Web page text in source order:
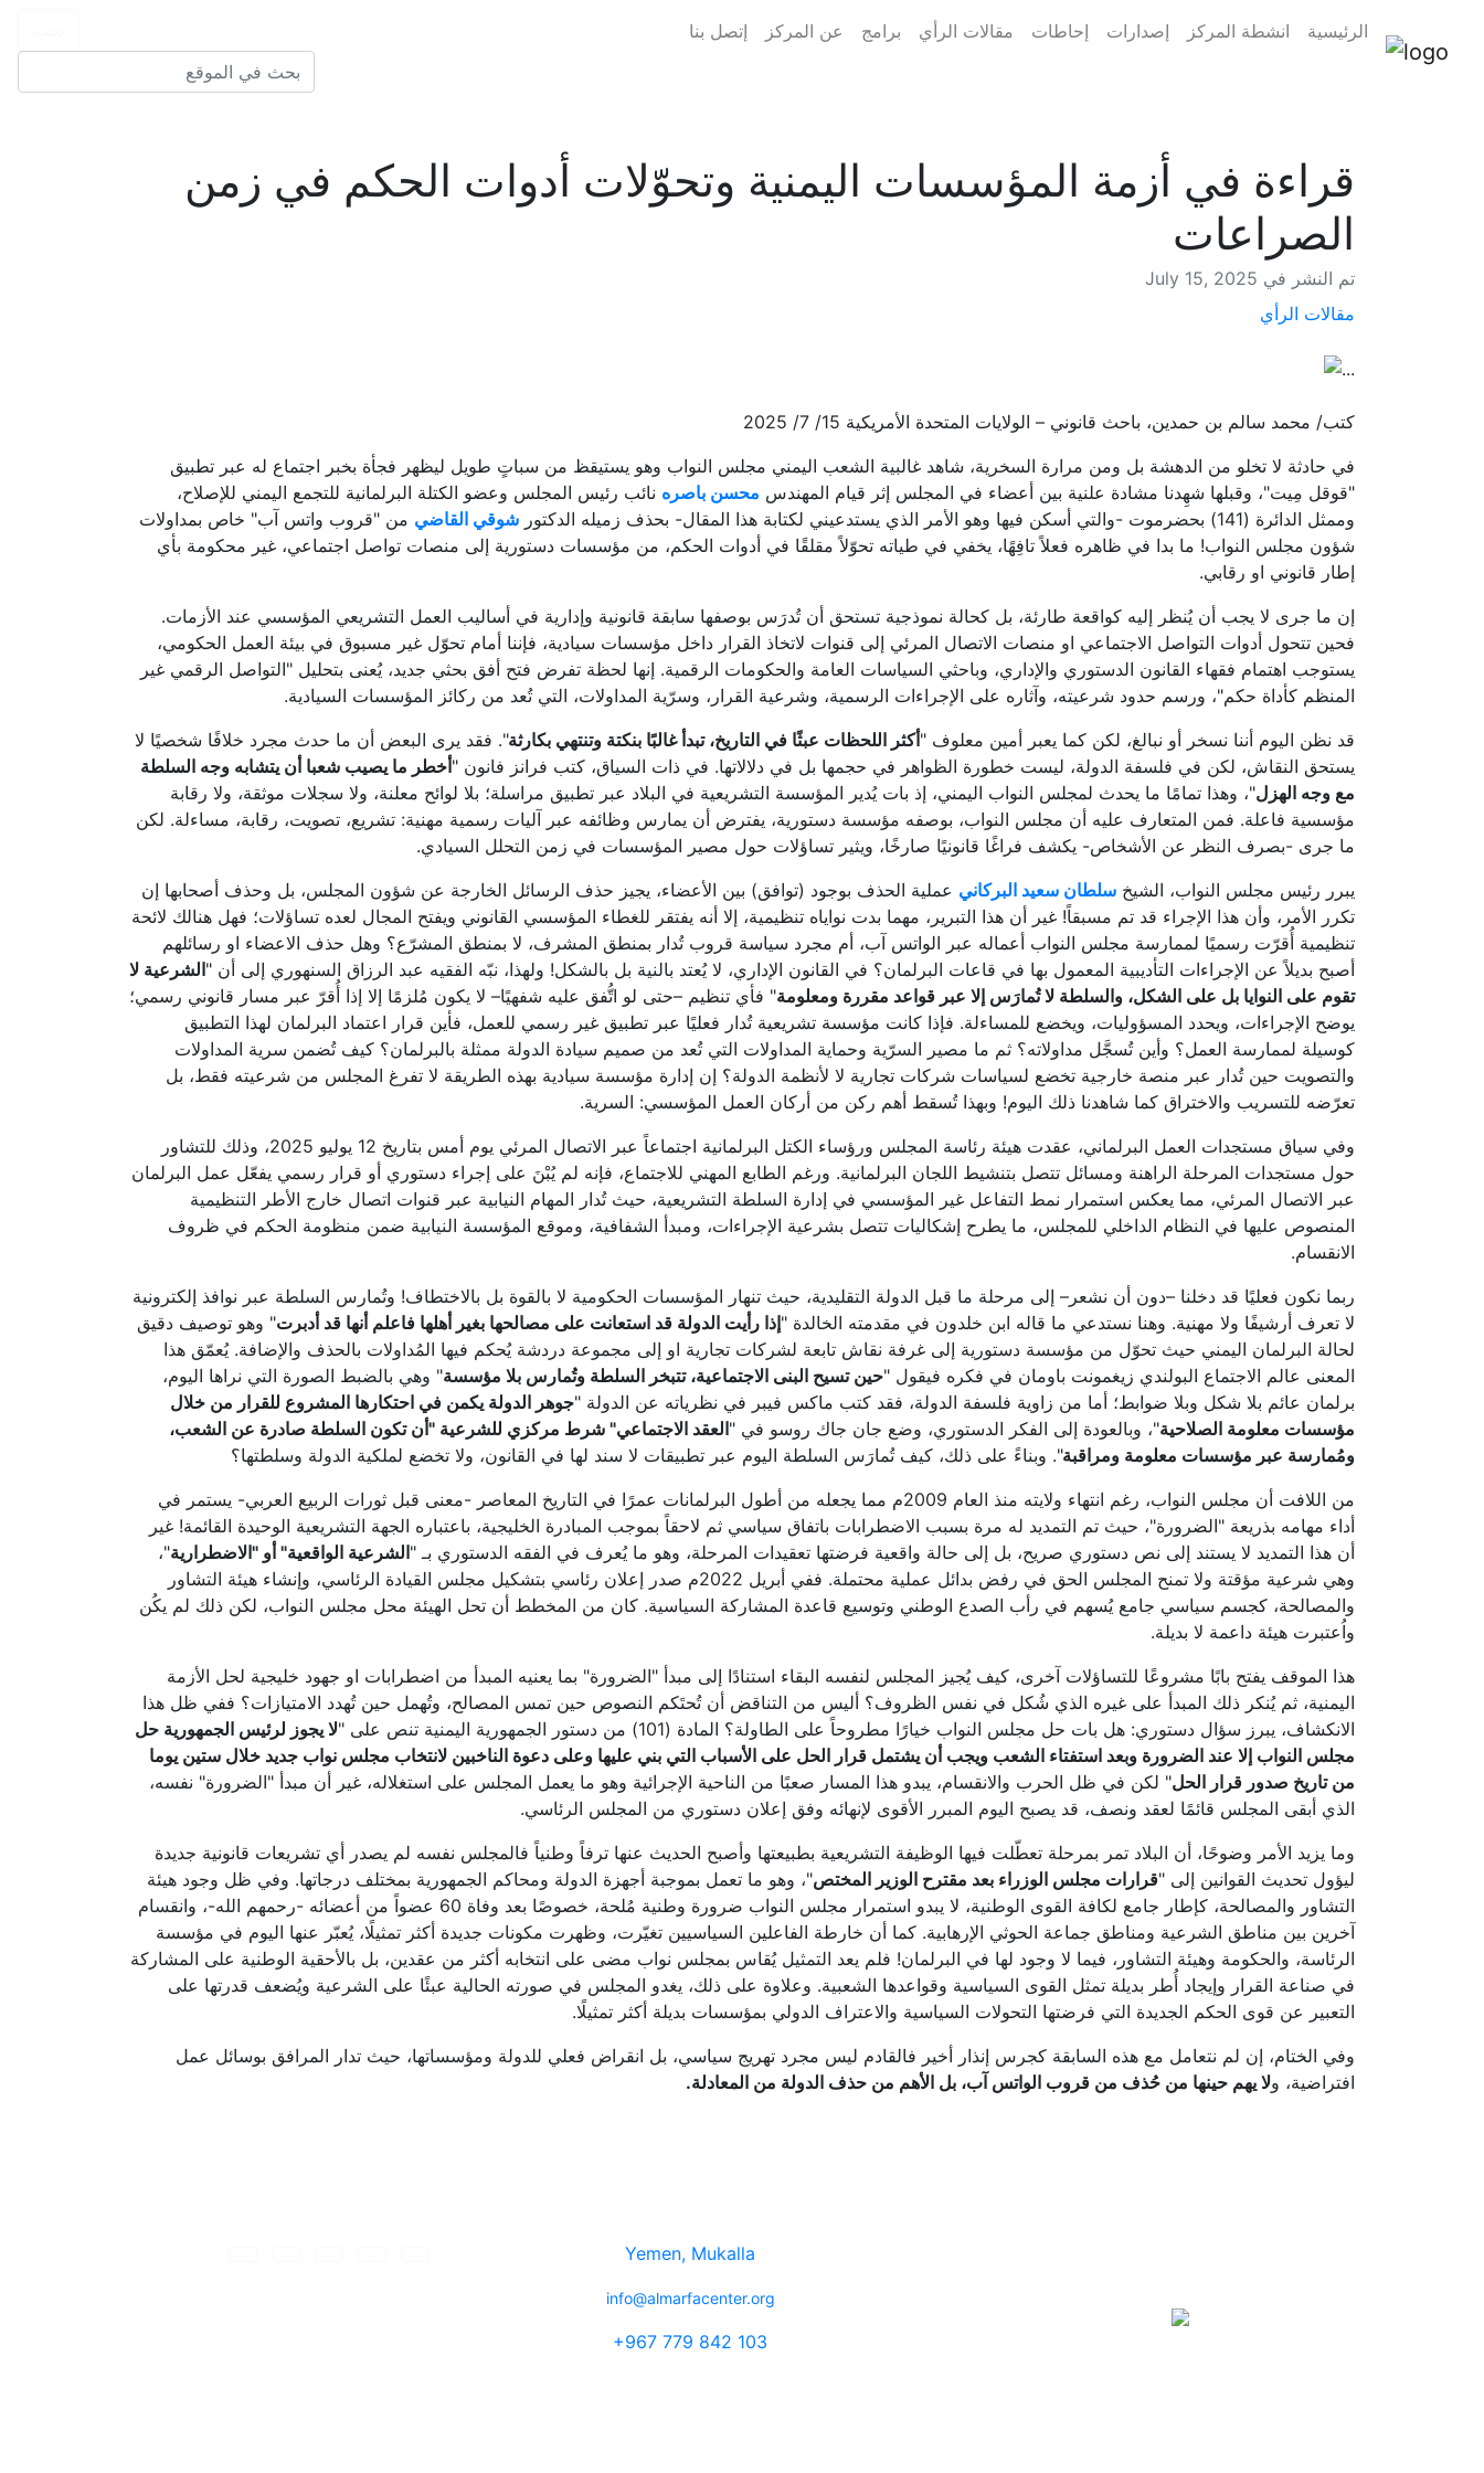
إتصل بنا عن المركز برامج مقالات الرأي إحاطات إصدارات انشطة المركز الرئيسية
قراءة في أزمة المؤسسات اليمنية وتحوّلات أدوات الحكم في زمن
الصراعات
July 15, 2025 تم النشر في
مقالات الرأي
كتب/ محمد سالم بن حمدين، باحث قانوني – الولايات المتحدة الأمريكية 15/ 7/ 2025
في حادثة لا تخلو من الدهشة بل ومن مرارة السخرية، شاهد غالبية الشعب اليمني مجلس النواب وهو يستيقظ من سباتٍ طويل ليظهر فجأة بخبر اجتماع له عبر تطبيق
"قوقل مِيت"، وقبلها شهِدنا مشادة علنية بين أعضاء في المجلس إثر قيام المهندس محسن باصره نائب رئيس المجلس وعضو الكتلة البرلمانية للتجمع اليمني للإصلاح،
وممثل الدائرة (141) بحضرموت -والتي أسكن فيها وهو الأمر الذي يستدعيني لكتابة هذا المقال- بحذف زميله الدكتور
شوقي القاضي من "قروب واتس آب" خاص بمداولات
شؤون مجلس النواب! ما بدا في ظاهره فعلاً تافِهًا، يخفي في طياته تحوّلاً مقلقًا في أدوات الحكم، من مؤسسات دستورية إلى منصات تواصل اجتماعي، غير محكومة بأي
إطار قانوني او رقابي.
إن ما جرى لا يجب أن يُنظر إليه كواقعة طارئة، بل كحالة نموذجية تستحق أن تُدرَس بوصفها سابقة قانونية وإدارية في أساليب العمل التشريعي المؤسسي عند الأزمات.
فحين تتحول أدوات التواصل الاجتماعي او منصات الاتصال المرئي إلى قنوات لاتخاذ القرار داخل مؤسسات سيادية، فإننا أمام تحوّل غير مسبوق في بيئة العمل الحكومي،
يستوجب اهتمام فقهاء القانون الدستوري والإداري، وباحثي السياسات العامة والحكومات الرقمية. إنها لحظة تفرض فتح أفق بحثي جديد، يُعنى بتحليل "التواصل الرقمي غير
المنظم كأداة حكم"، ورسم حدود شرعيته، وآثاره على الإجراءات الرسمية، وشرعية القرار، وسرّية المداولات، التي تُعد من ركائز المؤسسات السيادية.
قد نظن اليوم أننا نسخر أو نبالغ، لكن كما يعبر أمين معلوف "أكثر اللحظات عبثًا في التاريخ، تبدأ غالبًا بنكتة وتنتهي بكارثة". فقد يرى البعض أن ما حدث مجرد خلافًا شخصيًا لا
يستحق النقاش، لكن في فلسفة الدولة، ليست خطورة الظواهر في حجمها بل في دلالاتها. في ذات السياق، كتب فرانز فانون "أخطر ما يصيب شعبا أن يتشابه وجه السلطة
مع وجه الهزل"، وهذا تمامًا ما يحدث لمجلس النواب اليمني، إذ بات يُدير المؤسسة التشريعية في البلاد عبر تطبيق مراسلة؛ بلا لوائح معلنة، ولا سجلات موثقة، ولا رقابة
مؤسسية فاعلة. فمن المتعارف عليه أن مجلس النواب، بوصفه مؤسسة دستورية، يفترض أن يمارس وظائفه عبر آليات رسمية مهنية: تشريع، تصويت، رقابة، مساءلة. لكن
ما جرى -بصرف النظر عن الأشخاص- يكشف فراغًا قانونيًا صارخًا، ويثير تساؤلات حول مصير المؤسسات في زمن التحلل السيادي.
يبرر رئيس مجلس النواب، الشيخ سلطان سعيد البركاني عملية الحذف بوجود (توافق) بين الأعضاء، يجيز حذف الرسائل الخارجة عن شؤون المجلس، بل وحذف أصحابها إن
تكرر الأمر، وأن هذا الإجراء قد تم مسبقاً! غير أن هذا التبرير، مهما بدت نواياه تنظيمية، إلا أنه يفتقر للغطاء المؤسسي القانوني ويفتح المجال لعده تساؤلات؛ فهل هنالك لائحة
تنظيمية أُقرّت رسميًا لممارسة مجلس النواب أعماله عبر الواتس آب، أم مجرد سياسة قروب تُدار بمنطق المشرف، لا بمنطق المشرّع؟ وهل حذف الاعضاء او رسائلهم
أصبح بديلاً عن الإجراءات التأديبية المعمول بها في قاعات البرلمان؟ في القانون الإداري، لا يُعتد بالنية بل بالشكل! ولهذا، نبّه الفقيه عبد الرزاق السنهوري إلى أن "الشرعية لا
تقوم على النوايا بل على الشكل، والسلطة لا تُمارَس إلا عبر قواعد مقررة ومعلومة" فأي تنظيم –حتى لو اتُّفق عليه شفهيًا– لا يكون مُلزمًا إلا إذا أُقرّ عبر مسار قانوني رسمي؛
يوضح الإجراءات، ويحدد المسؤوليات، ويخضع للمساءلة. فإذا كانت مؤسسة تشريعية تُدار فعليًا عبر تطبيق غير رسمي للعمل، فأين قرار اعتماد البرلمان لهذا التطبيق
كوسيلة لممارسة العمل؟ وأين تُسجَّل مداولاته؟ ثم ما مصير السرّية وحماية المداولات التي تُعد من صميم سيادة الدولة ممثلة بالبرلمان؟ كيف تُضمن سرية المداولات
والتصويت حين تُدار عبر منصة خارجية تخضع لسياسات شركات تجارية لا لأنظمة الدولة؟ إن إدارة مؤسسة سيادية بهذه الطريقة لا تفرغ المجلس من شرعيته فقط، بل
تعرّضه للتسريب والاختراق كما شاهدنا ذلك اليوم! وبهذا تُسقط أهم ركن من أركان العمل المؤسسي: السرية.
وفي سياق مستجدات العمل البرلماني، عقدت هيئة رئاسة المجلس ورؤساء الكتل البرلمانية اجتماعاً عبر الاتصال المرئي يوم أمس بتاريخ 12 يوليو 2025، وذلك للتشاور
حول مستجدات المرحلة الراهنة ومسائل تتصل بتنشيط اللجان البرلمانية. ورغم الطابع المهني للاجتماع، فإنه لم يُبْنَ على إجراء دستوري أو قرار رسمي يفعّل عمل البرلمان
عبر الاتصال المرئي، مما يعكس استمرار نمط التفاعل غير المؤسسي في إدارة السلطة التشريعية، حيث تُدار المهام النيابية عبر قنوات اتصال خارج الأطر التنظيمية
المنصوص عليها في النظام الداخلي للمجلس، ما يطرح إشكاليات تتصل بشرعية الإجراءات، ومبدأ الشفافية، وموقع المؤسسة النيابية ضمن منظومة الحكم في ظروف
الانقسام.
ربما نكون فعليًا قد دخلنا –دون أن نشعر– إلى مرحلة ما قبل الدولة التقليدية، حيث تنهار المؤسسات الحكومية لا بالقوة بل بالاختطاف! وتُمارس السلطة عبر نوافذ إلكترونية
لا تعرف أرشيفًا ولا مهنية. وهنا نستدعي ما قاله ابن خلدون في مقدمته الخالدة "إذا رأيت الدولة قد استعانت على مصالحها بغير أهلها فاعلم أنها قد أدبرت" وهو توصيف دقيق
لحالة البرلمان اليمني حيث تحوّل من مؤسسة دستورية إلى غرفة نقاش تابعة لشركات تجارية او إلى مجموعة دردشة يُحكم فيها المُداولات بالحذف والإضافة. يُعمّق هذا
المعنى عالم الاجتماع البولندي زيغمونت باومان في فكره فيقول "حين تسيح البنى الاجتماعية، تتبخر السلطة وتُمارس بلا مؤسسة" وهي بالضبط الصورة التي نراها اليوم،
برلمان عائم بلا شكل وبلا ضوابط؛ أما من زاوية فلسفة الدولة، فقد كتب ماكس فيبر في نظرياته عن الدولة "جوهر الدولة يكمن في احتكارها المشروع للقرار من خلال
مؤسسات معلومة الصلاحية"، وبالعودة إلى الفكر الدستوري، وضع جان جاك روسو في "العقد الاجتماعي" شرط مركزي للشرعية "أن تكون السلطة صادرة عن الشعب،
ومُمارسة عبر مؤسسات معلومة ومراقبة". وبناءً على ذلك، كيف تُمارَس السلطة اليوم عبر تطبيقات لا سند لها في القانون، ولا تخضع لملكية الدولة وسلطتها؟
من اللافت أن مجلس النواب، رغم انتهاء ولايته منذ العام 2009م مما يجعله من أطول البرلمانات عمرًا في التاريخ المعاصر -معنى قبل ثورات الربيع العربي- يستمر في
أداء مهامه بذريعة "الضرورة"، حيث تم التمديد له مرة بسبب الاضطرابات باتفاق سياسي ثم لاحقاً بموجب المبادرة الخليجية، باعتباره الجهة التشريعية الوحيدة القائمة! غير
أن هذا التمديد لا يستند إلى نص دستوري صريح، بل إلى حالة واقعية فرضتها تعقيدات المرحلة، وهو ما يُعرف في الفقه الدستوري بـ "الشرعية الواقعية"أو "الاضطرارية"،
وهي شرعية مؤقتة ولا تمنح المجلس الحق في رفض بدائل عملية محتملة. ففي أبريل 2022م صدر إعلان رئاسي بتشكيل مجلس القيادة الرئاسي، وإنشاء هيئة التشاور
والمصالحة، كجسم سياسي جامع يُسهم في رأب الصدع الوطني وتوسيع قاعدة المشاركة السياسية. كان من المخطط أن تحل الهيئة محل مجلس النواب، لكن ذلك لم يكُن
واُعتبرت هيئة داعمة لا بديلة.
هذا الموقف يفتح بابًا مشروعًا للتساؤلات آخرى، كيف يُجيز المجلس لنفسه البقاء استنادًا إلى مبدأ "الضرورة" بما يعنيه المبدأ من اضطرابات او جهود خليجية لحل الأزمة
اليمنية، ثم يُنكر ذلك المبدأ على غيره الذي شُكل في نفس الظروف؟ أليس من التناقض أن تُحتَكم النصوص حين تمس المصالح، وتُهمل حين تُهدد الامتيازات؟ ففي ظل هذا
الانكشاف، يبرز سؤال دستوري: هل بات حل مجلس النواب خيارًا مطروحاً على الطاولة؟ المادة (101) من دستور الجمهورية اليمنية تنص على "
لا يجوز لرئيس الجمهورية حل
مجلس النواب إلا عند الضرورة وبعد استفتاء الشعب ويجب أن يشتمل قرار الحل على الأسباب التي بني عليها وعلى دعوة الناخبين لانتخاب مجلس نواب جديد خلال ستين يوما
من تاريخ صدور قرار الحل" لكن في ظل الحرب والانقسام، يبدو هذا المسار صعبًا من الناحية الإجرائية وهو ما يعمل المجلس على استغلاله، غير أن مبدأ "الضرورة" نفسه،
الذي أبقى المجلس قائمًا لعقد ونصف، قد يصبح اليوم المبرر الأقوى لإنهائه وفق إعلان دستوري من المجلس الرئاسي.
وما يزيد الأمر وضوحًا، أن البلاد تمر بمرحلة تعطّلت فيها الوظيفة التشريعية بطبيعتها وأصبح الحديث عنها ترفاً وطنياً فالمجلس نفسه لم يصدر أي تشريعات قانونية جديدة
ليؤول تحديث القوانين إلى "قرارات مجلس الوزراء بعد مقترح الوزير المختص"، وهو ما تعمل بموجبة أجهزة الدولة ومحاكم الجمهورية بمختلف درجاتها. وفي ظل وجود هيئة
التشاور والمصالحة، كإطار جامع لكافة القوى الوطنية، لا يبدو استمرار مجلس النواب ضرورة وطنية مُلحة، خصوصًا بعد وفاة 60 عضواً من أعضائه -رحمهم الله-، وانقسام
آخرين بين مناطق الشرعية ومناطق جماعة الحوثي الإرهابية. كما أن خارطة الفاعلين السياسيين تغيّرت، وظهرت مكونات جديدة أكثر تمثيلًا، يُعبّر عنها اليوم في مؤسسة
الرئاسة، والحكومة وهيئة التشاور، فيما لا وجود لها في البرلمان! فلم يعد التمثيل يُقاس بمجلس نواب مضى على انتخابه أكثر من عقدين، بل بالأحقية الوطنية على المشاركة
في صناعة القرار وإيجاد أُطر بديلة تمثل القوى السياسية وقواعدها الشعبية. وعلاوة على ذلك، يغدو المجلس في صورته الحالية عبئًا على الشرعية ويُضعف قدرتها على
التعبير عن قوى الحكم الجديدة التي فرضتها التحولات السياسية والاعتراف الدولي بمؤسسات بديلة أكثر تمثيلًا.
وفي الختام، إن لم نتعامل مع هذه السابقة كجرس إنذار أخير فالقادم ليس مجرد تهريج سياسي، بل انقراض فعلي للدولة ومؤسساتها، حيث تدار المرافق بوسائل عمل
افتراضية، ولا يهم حينها من حُذف من قروب الواتس آب، بل الأهم من حذف الدولة من المعادلة.
Yemen, Mukalla
info@almarfacenter.org
+967 779 842 103